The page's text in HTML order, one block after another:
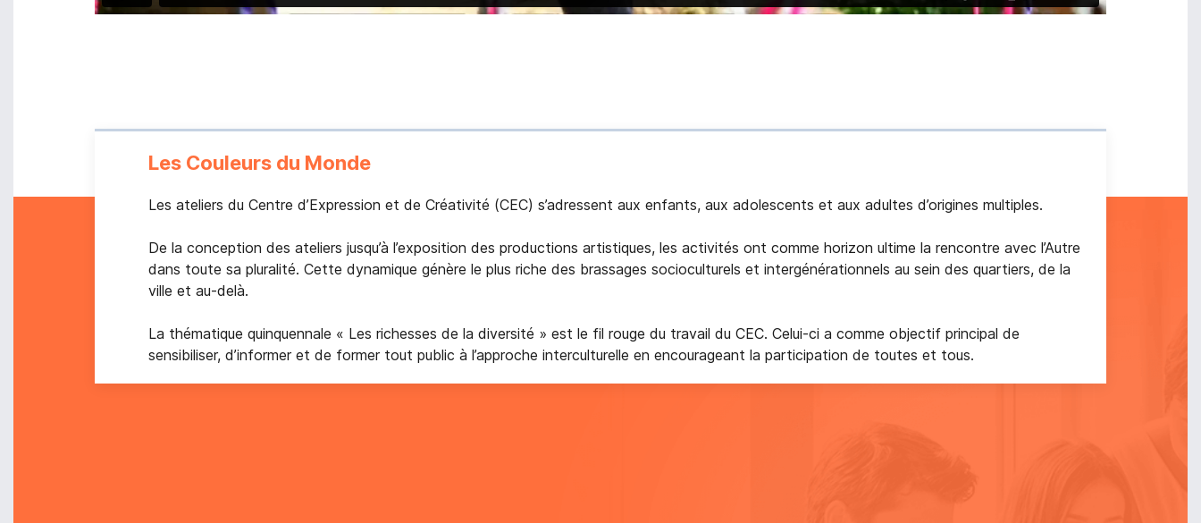
Les Couleurs du Monde
Les ateliers du Centre d’Expression et de Créativité (CEC) s’adressent aux enfants, aux adolescents et aux adultes d’origines multiples.
De la conception des ateliers jusqu’à l’exposition des productions artistiques, les activités ont comme horizon ultime la rencontre avec l’Autre
dans toute sa pluralité. Cette dynamique génère le plus riche des brassages socioculturels et intergénérationnels au sein des quartiers, de la
ville et au-delà.
La thématique quinquennale « Les richesses de la diversité » est le fil rouge du travail du CEC. Celui-ci a comme objectif principal de
sensibiliser, d’informer et de former tout public à l’approche interculturelle en encourageant la participation de toutes et tous.